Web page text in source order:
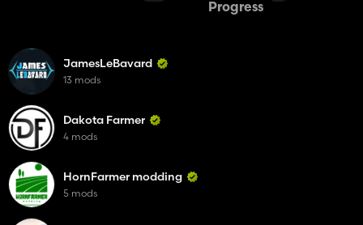
Progress
JamesLeBavard
13 mods
Dakota Farmer
4 mods
HornFarmer modding
5 mods